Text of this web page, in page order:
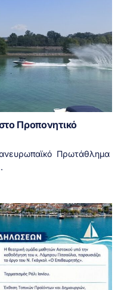
Προπονητικό
Πρωτάθλημα